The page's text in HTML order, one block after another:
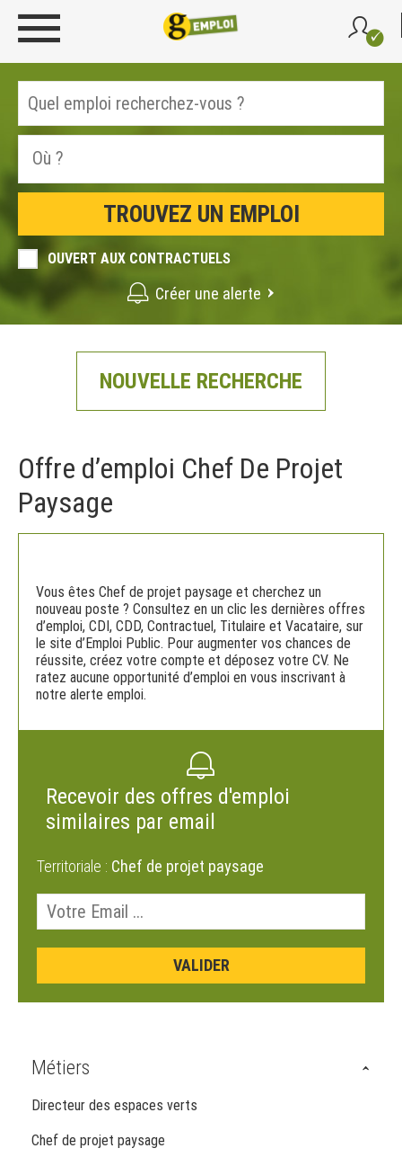
OUVERT AUX CONTRACTUELS
Créer une alerte
NOUVELLE RECHERCHE
Offre d’emploi Chef De Projet
Paysage
Vous êtes Chef de projet paysage et cherchez un
nouveau poste ? Consultez en un clic les dernières offres
d’emploi, CDI, CDD, Contractuel, Titulaire et Vacataire, sur
le site d’Emploi Public. Pour augmenter vos chances de
réussite, créez votre compte et déposez votre CV. Ne
ratez aucune opportunité d’emploi en vous inscrivant à
notre alerte emploi.
Recevoir des offres d'emploi
similaires par email
Territoriale : Chef de projet paysage
Métiers
Directeur des espaces verts
Chef de projet paysage